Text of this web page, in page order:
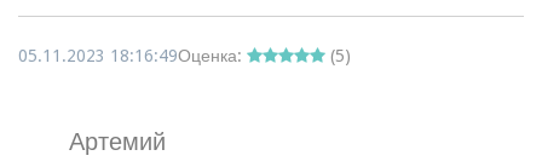
05.11.2023 18:16:49Оценка: (5)
Артемий